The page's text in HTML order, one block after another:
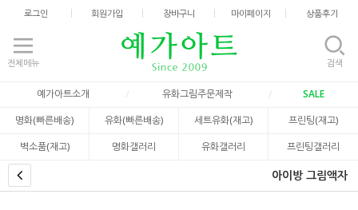
로그인 회원가입 장바구니 마이페이지 상품후기
전체메뉴 검색
예가아트소개 유화그림주문제작
SALE
명화(빠른배송)
유화(빠른배송) 세트유화(재고)
프린팅(재고)
벽소품(재고)
명화갤러리 유화갤러리 프린팅갤러리
아이방 그림액자